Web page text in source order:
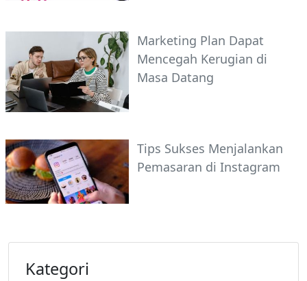
Marketing Plan Dapat
Mencegah Kerugian di
Masa Datang
Tips Sukses Menjalankan
Pemasaran di Instagram
Kategori